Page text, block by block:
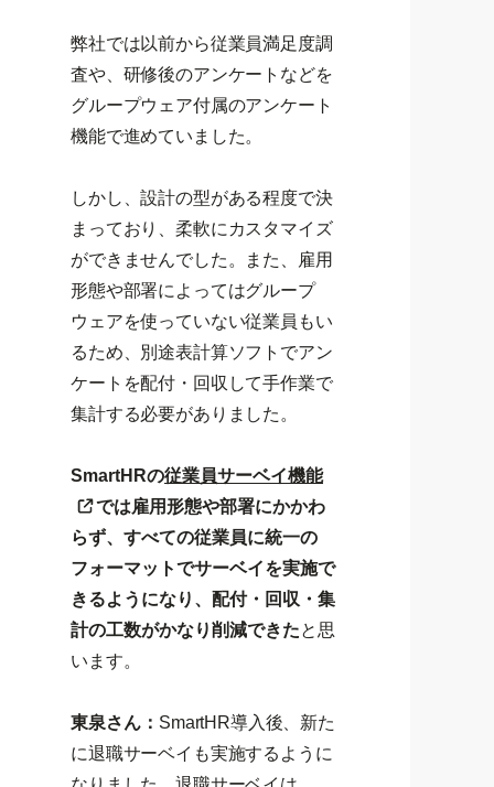
弊社では以前から従業員満足度調
査や、研修後のアンケートなどを
グループウェア付属のアンケート
機能で進めていました。
しかし、設計の型がある程度で決
まっており、柔軟にカスタマイズ
ができませんでした。また、雇用
形態や部署によってはグループ
ウェアを使っていない従業員もい
るため、別途表計算ソフトでアン
ケートを配付・回収して手作業で
集計する必要がありました。
SmartHRの従業員サーベイ機能
では雇用形態や部署にかかわ
らず、すべての従業員に統一の
フォーマットでサーベイを実施で
きるようになり、配付・回収・集
計の工数がかなり削減できたと思
います。
東泉さん： SmartHR導入後、新た
に退職サーベイも実施するように